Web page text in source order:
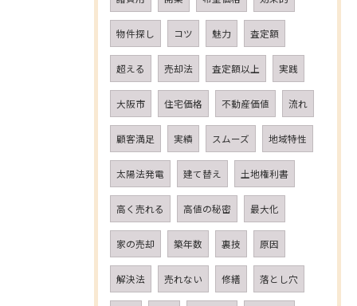
物件探し コツ 魅力 査定額
超える 売却法 査定額以上 実践
大阪市 住宅価格 不動産価値 流れ
顧客満足 実績 スムーズ 地域特性
太陽法発電 建て替え 土地権利書
高く売れる 高値の秘密 最大化
家の売却 築年数 裏技 原因
解決法 売れない 修繕 落とし穴